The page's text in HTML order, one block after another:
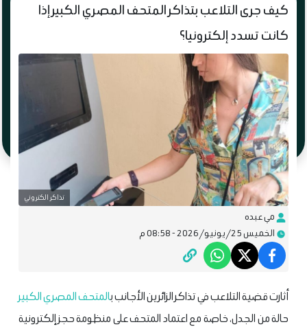
كيف جرى التلاعب بتذاكر المتحف المصري الكبير إذا
كانت تسدد إلكترونيا؟
تذاكر الكتروني
مي عبده
الخميس 25/يونيو/2026 - 08:58 م
أثارت قضية التلاعب في تذاكر الزائرين الأجانب بالمتحف المصري الكبير
حالة من الجدل، خاصة مع اعتماد المتحف على منظومة حجز إلكترونية